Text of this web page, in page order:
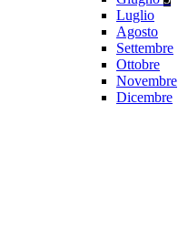
Luglio
Agosto
Settembre
Ottobre
Novembre
Dicembre